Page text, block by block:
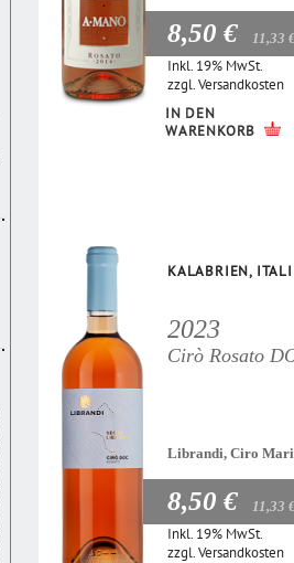
8,50 € 11,33
Inkl. 19% MwSt.
zzgl.Versandkosten
IN DEN
WARENKORB
KALABRIEN,
2023
Cirò Rosato
Librandi, Ciro
8,50 € 11,33
Inkl. 19% MwSt.
zzgl.Versandkosten